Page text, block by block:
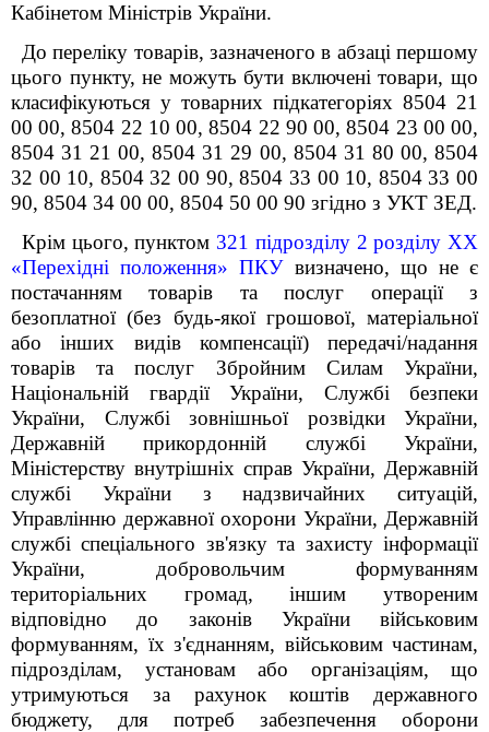
Кабінетом Міністрів України.
До переліку товарів, зазначеного в абзаці першому
цього пункту, не можуть бути включені товари, що
класифікуються у товарних підкатегоріях 8504 21
00 00, 8504 22 10 00, 8504 22 90 00, 8504 23 00 00,
8504 31 21 00, 8504 31 29 00, 8504 31 80 00, 8504
32 00 10, 8504 32 00 90, 8504 33 00 10, 8504 33 00
90, 8504 34 00 00, 8504 50 00 90 згідно з УКТ ЗЕД.
Крім цього, пунктом 321 підрозділу 2 розділу XX
«Перехідні положення» ПКУ визначено, що не є
постачанням товарів та послуг операції з
безоплатної (без будь-якої грошової, матеріальної
або інших видів компенсації) передачі/надання
товарів та послуг Збройним Силам України,
Національній гвардії України, Службі безпеки
України, Службі зовнішньої розвідки України,
Державній прикордонній службі України,
Міністерству внутрішніх справ України, Державній
службі України з надзвичайних ситуацій,
Управлінню державної охорони України, Державній
службі спеціального зв'язку та захисту інформації
України, добровольчим формуванням
територіальних громад, іншим утвореним
відповідно до законів України військовим
формуванням, їх з'єднанням, військовим частинам,
підрозділам, установам або організаціям, що
утримуються за рахунок коштів державного
бюджету, для потреб забезпечення оборони